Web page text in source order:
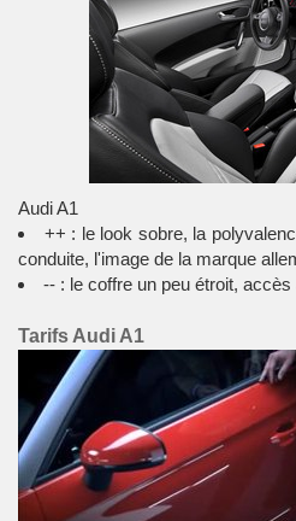
Audi A1
++ : le look sobre, la
conduite, l'image de la marque
-- : le coffre un peu étroit,
Tarifs Audi A1